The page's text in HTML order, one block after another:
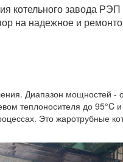
котельного завода
на надежное и
Диапазон мощностей -
теплоносителя до 95°C
Это жаротрубные